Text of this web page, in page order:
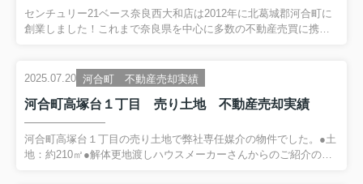
います。ほかのスタッフの皆様にも御
礼申し上げます。
センチュリー21ベース奈良西大和店は2012年に北葛城郡河合町に
創業しました！これまで奈良県を中心に多数の不動産売買に携わ
動産売買はもちろん、賃貸管理、リフォーム業や解体工事業も行
っております♪弊社の魅力は何といっても接客対応の良さ！Google
クチコミで高評価をいただいております！↓画像クリックで実際に
確認可能です↓スタッフの平均年齢は３５歳と、まさに働き盛りの
スタッフが多数在籍ヾ(＠°▽°＠)ﾉ↓不動産業界に精通したスタッフ
が親切丁寧にサポートします♪↓↓クリック↓北葛城郡（...
2025.07.20 河合町 不動産売却実績
河合町高塚台１丁目 売り土地 不動産売却実績
河合町高塚台１丁目の売り土地で弊社専任媒介の物件でした。●土
地：約210㎡●解体更地渡しハウスメーカーさんからのご紹介のお